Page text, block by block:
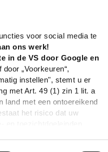
voor social media te
ons werk!
in de VS door Google en
„Voorkeuren“,
instellen", stemt u er
met Art. 49 (1) zin 1 lit. a
land met een ontoereikend
het risico dat uw